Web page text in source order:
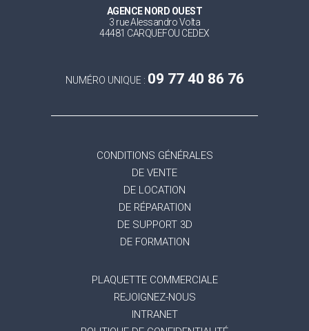
AGENCE NORD OUEST
3 rue Alessandro Volta
44481 CARQUEFOU CEDEX
NUMÉRO UNIQUE : 09 77 40 86 76
CONDITIONS GÉNÉRALES
DE VENTE
DE LOCATION
DE RÉPARATION
DE SUPPORT 3D
DE FORMATION
PLAQUETTE COMMERCIALE
REJOIGNEZ-NOUS
INTRANET